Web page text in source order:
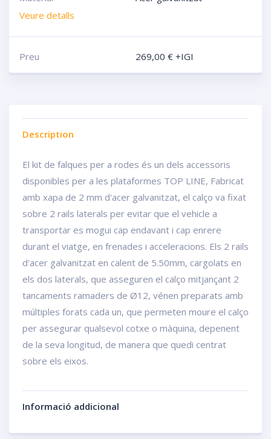
Veure detalls
Preu 269,00 € +IGI
Description
El kit de falques per a rodes és un dels accessoris
disponibles per a les plataformes TOP LINE, Fabricat
amb xapa de 2 mm d'acer galvanitzat, el calço va fixat
sobre 2 rails laterals per evitar que el vehicle a
transportar es mogui cap endavant i cap enrere
durant el viatge, en frenades i acceleracions. Els 2 rails
d'acer galvanitzat en calent de 5.50mm, cargolats en
els dos laterals, que asseguren el calço mitjançant 2
tancaments ramaders de Ø12, vénen preparats amb
múltiples forats cada un, que permeten moure el calço
per assegurar qualsevol cotxe o màquina, depenent
de la seva longitud, de manera que quedi centrat
sobre els eixos.
Informació addicional